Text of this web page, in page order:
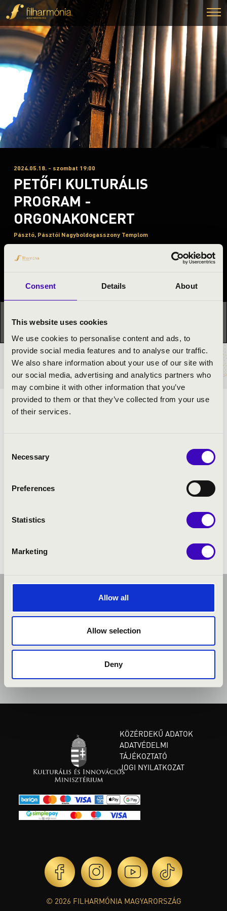
Consent Details About
This website uses cookies
We use cookies to personalise content and ads, to
provide social media features and to analyse our traffic.
We also share information about your use of our site with
our social media, advertising and analytics partners who
may combine it with other information that you’ve
provided to them or that they’ve collected from your use
of their services.
Selection
Necessary
Preferences
Statistics
Marketing
Allow all
Allow selection
Deny
2024.05.18. - szombat 19:00
PETŐFI KULTURÁLIS
PROGRAM -
ORGONAKONCERT
Pásztó, Pásztói Nagyboldogasszony Templom
Orgonák éjszakája
programhoz:Orgonák éjszakája »
BÉRLET- ÉS JEGYÁRAK
Az orgonakoncert a Petőfi Kulturális Program keretében
KÖZÉRDEKŰ ADATOK
ADATVÉDELMI
TÁJÉKOZTATÓ
JOGI NYILATKOZAT
© 2026 FILHARMÓNIA MAGYARORSZÁG